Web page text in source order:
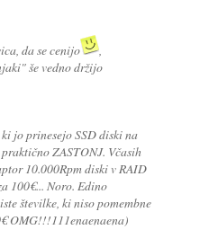
da se cenijo
,
še vedno držijo
jo prinesejo SSD diski na
ZASTONJ. Včasih
10.000Rpm diski v RAID
100€... Noro. Edino
številke, ki niso pomembne
OMG!!!111enaenaena)